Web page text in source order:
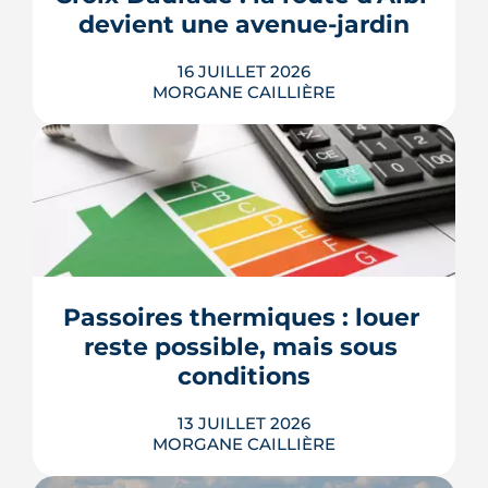
Calendrier, sanctions, obliga...
devient une avenue-jardin
16 JUILLET 2026
MORGANE CAILLIÈRE
Une cinquantaine d'arbres, 2 600 m²
d'espaces végétalisés et une piste du
Réseau express vélo : la route d'Albi
doit devenir une avenue-jardin. Après
phase d'aménagement a démarré. Le
chantier court jusqu'en juin 2027.
LIRE L'ARTICLE
Passoires thermiques : louer
reste possible, mais sous
conditions
13 JUILLET 2026
MORGANE CAILLIÈRE